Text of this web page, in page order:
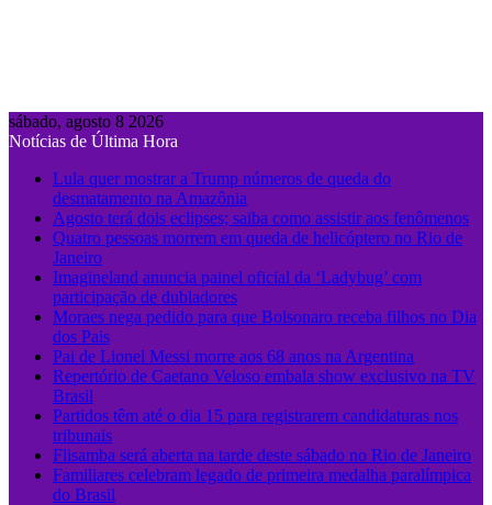
sábado, agosto 8 2026
Notícias de Última Hora
Lula quer mostrar a Trump números de queda do
desmatamento na Amazônia
Agosto terá dois eclipses; saiba como assistir aos fenômenos
Quatro pessoas morrem em queda de helicóptero no Rio de
Janeiro
Imagineland anuncia painel oficial da ‘Ladybug’ com
participação de dubladores
Moraes nega pedido para que Bolsonaro receba filhos no Dia
dos Pais
Pai de Lionel Messi morre aos 68 anos na Argentina
Repertório de Caetano Veloso embala show exclusivo na TV
Brasil
Partidos têm até o dia 15 para registrarem candidaturas nos
tribunais
Flisamba será aberta na tarde deste sábado no Rio de Janeiro
Familiares celebram legado de primeira medalha paralímpica
do Brasil